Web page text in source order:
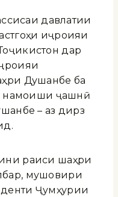
давлатии
иҷроияи
дар
Душанбе ба
намоиши ҷашнӣ
– аз дирӯз
раиси шаҳри
мушовири
Ҷумҳурии